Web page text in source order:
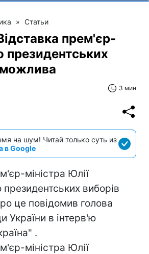
» Статьи
прем'єр-
президентських
3 мин
на шум! Читай только суть из
в Google
міністра Юлії
виборів
це повідомив голова
України в інтерв'ю
.
міністра Юлії